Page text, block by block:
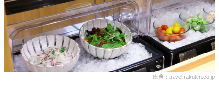
出典：travel.rakuten.co.jp